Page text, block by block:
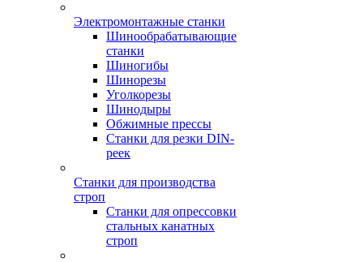
Электромонтажные станки
Шинообрабатывающие
станки
Шиногибы
Шинорезы
Уголкорезы
Шинодыры
Обжимные прессы
Станки для резки DIN-
реек
Станки для производства
строп
Станки для опрессовки
стальных канатных
строп